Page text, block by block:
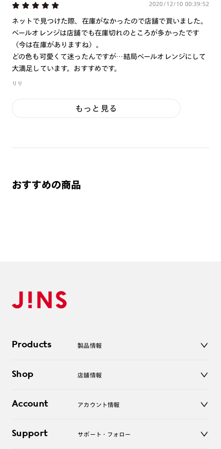
2020/12/10 00:39:52
ネットで見つけた際、在庫がなかったので店舗で買いました。
ペールオレンジは店舗でも在庫切れのところが多かったです
（今は在庫がありますね）。
どの色も可愛くて迷ったんですが…結局ペールオレンジにして
大満足しています。おすすめです。
りり
もっと見る
おすすめの商品
Products 製品情報
サングラス
コンタクトレンズ
アクセサリー
Shop 店舗情報
オンラインショップ
Account アカウント情報
ログアウト
Support サポート・フォロー